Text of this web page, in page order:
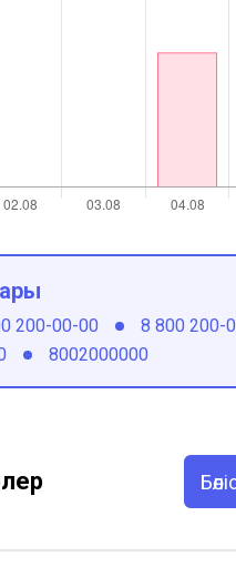
200-00-00
8 800 200-
8002000000